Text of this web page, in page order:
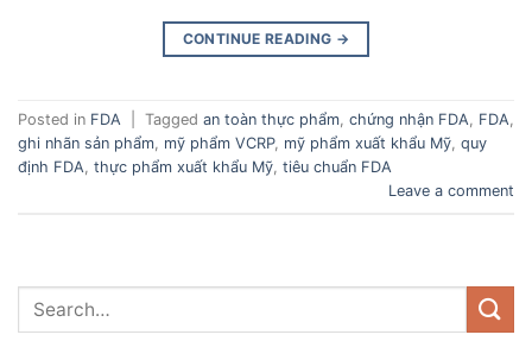
CONTINUE READING →
Posted in FDA Tagged an toàn thực phẩm, chứng nhận FDA, FDA,
ghi nhãn sản phẩm, mỹ phẩm VCRP, mỹ phẩm xuất khẩu Mỹ, quy
định FDA, thực phẩm xuất khẩu Mỹ, tiêu chuẩn FDA
Leave a comment